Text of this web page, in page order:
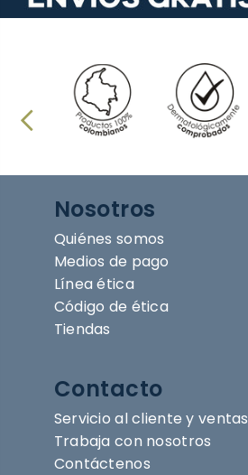
Nosotros
Quiénes somos
Medios de pago
Línea ética
Código de ética
Tiendas
Contacto
Servicio al cliente y ventas
Trabaja con nosotros
Contáctenos